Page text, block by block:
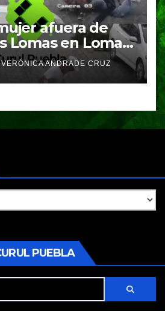
afuera de
Lomas en Lomas
delincuentes
auto
VERÓNICA ANDRADE CRUZ
PUEBLA